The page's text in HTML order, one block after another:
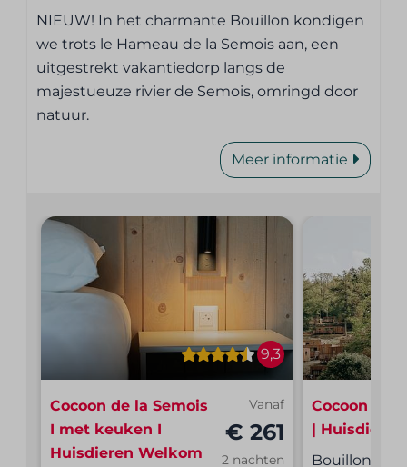
NIEUW! In het charmante Bouillon kondigen
we trots le Hameau de la Semois aan, een
uitgestrekt vakantiedorp langs de
majestueuze rivier de Semois, omringd door
natuur.
Meer informatie
9,3
Vanaf
€ 261
2 nachten
Cocoon de la Semois
I met keuken I
Huisdieren Welkom
Cocoon de
|
Bouillon,